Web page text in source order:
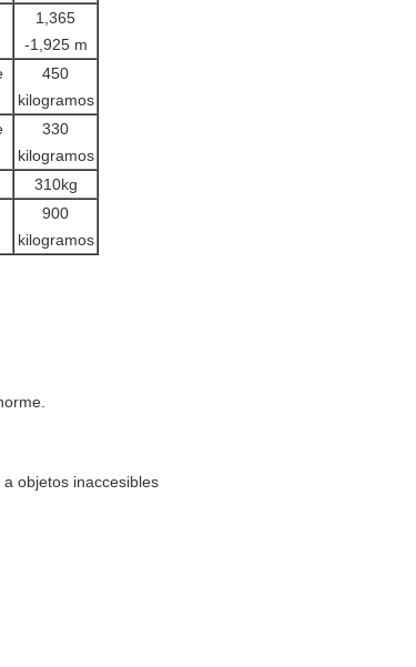
1,365
-1,925 m
450
kilogramos
330
kilogramos
310kg
900
kilogramos
objetos inaccesibles